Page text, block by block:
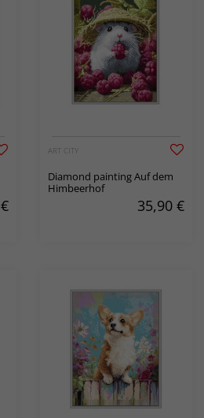
€
ART CITY
Diamond painting Auf dem
Himbeerhof
35,90 €